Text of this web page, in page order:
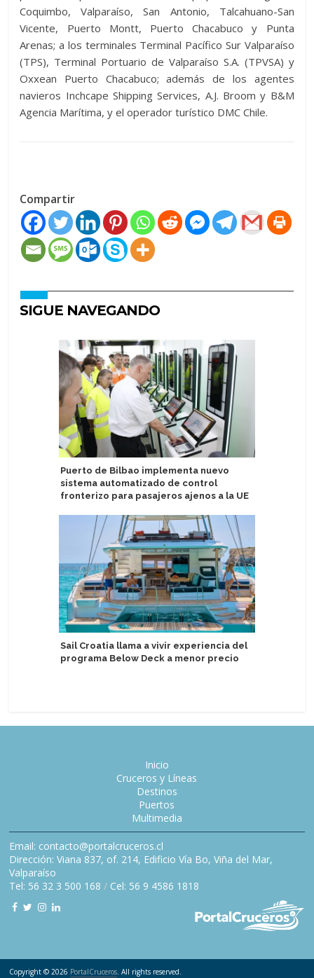
Coquimbo, Valparaíso, San Antonio, Talcahuano-San
Vicente, Puerto Montt, Puerto Chacabuco y Punta
Arenas; a los terminales Terminal Pacífico Sur Valparaíso
(TPS), Terminal Portuario de Valparaíso S.A. (TPVSA) y
Oxxean Puerto Chacabuco; además de los agentes
navieros Inchcape Shipping Services, A.J. Broom y B&M
Agencia Marítima, y el operador turístico DMC Chile.
Compartir
SIGUE NAVEGANDO
Puerto de Bilbao implementa nuevo
sistema automatizado de control
fronterizo para pasajeros ajenos a la UE
Sail Croatia llama a vivir experiencia del
programa Below Deck a menor precio
Inicio
Cruceros y Líneas
Destinos
Puertos
Multimedia
Email: contacto@portalcruceros.cl
Dirección: Viana 837, of. 214, Edificio Vía Bo, Viña del Mar,
Valparaíso
Tel: 56 32 3 500 168 / Cel: 56 9 4586 1818
Copyright © 2026 PortalCruceros. All rights reserved.